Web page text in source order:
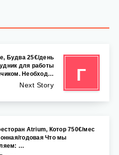
Г
Будва 25€/день
для работы
Необход…
Next Story
Atrium, Котор 750€/мес
годовая Что мы
…